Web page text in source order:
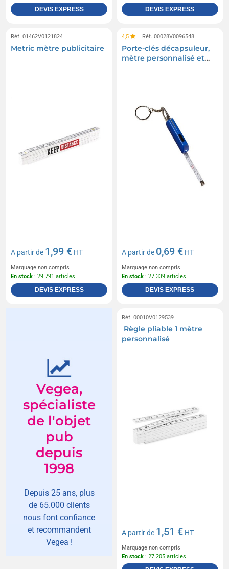
DEVIS EXPRESS DEVIS EXPRESS
Réf. 01462V0121824
Metric mètre publicitaire
A partir de 1,99 € HT
Marquage non compris
En stock : 29 791 articles
DEVIS EXPRESS
4,5 Réf. 00028V0096548
Porte-clés décapsuleur,
mètre personnalisé et
A partir de 0,69 € HT
Marquage non compris
En stock : 27 339 articles
DEVIS EXPRESS
Vegea,
spécialiste
de l'objet
pub
depuis
1998
Depuis 25 ans, plus
de 65.000 clients
nous font confiance
et recommandent
Vegea !
Réf. 00010V0129539
Règle pliable 1 mètre
personnalisé
A partir de 1,51 € HT
Marquage non compris
En stock : 27 205 articles